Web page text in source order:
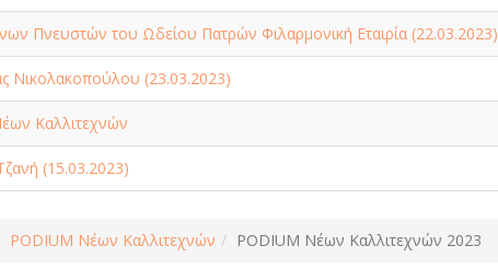
Πνευστών του Ωδείου Πατρών Φιλαρμονική Εταιρία (22.03.2023)
Νικολακοπούλου (23.03.2023)
Καλλιτεχνών
(15.03.2023)
PODIUM Νέων Καλλιτεχνών PODIUM Νέων Καλλιτεχνών 2023